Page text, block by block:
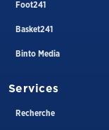
Foot241
Basket241
Binto Media
Services
Recherche